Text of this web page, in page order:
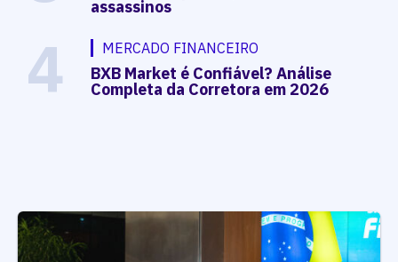
assassinos
4 MERCADO FINANCEIRO
BXB Market é Confiável? Análise
Completa da Corretora em 2026